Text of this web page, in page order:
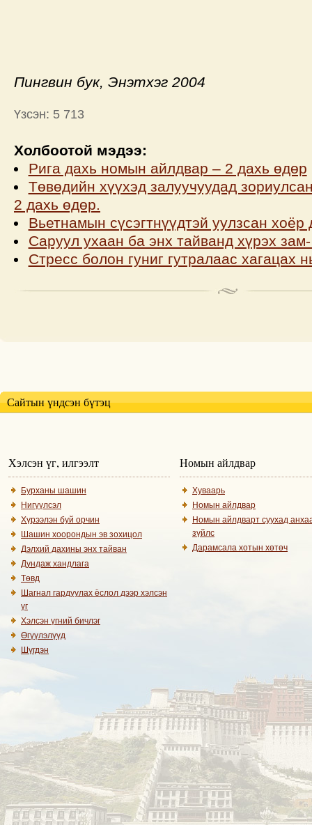
Пингвин бук, Энэтхэг 2004
Үзсэн: 5 713
Холбоотой мэдээ:
Рига дахь номын айлдвар – 2 дахь өдөр
Төвөдийн хүүхэд залуучуудад
2 дахь өдөр.
Вьетнамын сүсэгтнүүдтэй уулзсан хоёр
Саруул ухаан ба энх тайванд хүрэх
Стресс болон гуниг гутралаас хагацах
Сайтын үндсэн бүтэц
Хэлсэн үг, илгээлт
Бурханы шашин
Нигүүлсэл
Хүрээлэн буй орчин
Шашин хоорондын эв зохицол
Дэлхий дахины энх тайван
Дундаж хандлага
Төвд
Шагнал гардуулах ёслол дээр хэлсэн
үг
Хэлсэн үгний бичлэг
Өгүүлэлүүд
Шүгдэн
Номын айлдвар
Хуваарь
Номын айлдвар
Номын айлдварт суухад
зүйлс
Дарамсала хотын хөтөч